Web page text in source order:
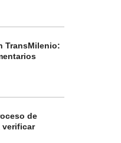
TransMilenio:
de
verificar